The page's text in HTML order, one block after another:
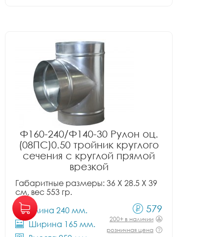
Ф160-240/Ф140-30 Рулон оц.
(08ПС)0.50 тройник круглого
сечения с круглой прямой
врезкой
Габаритные размеры: 36 X 28.5 X 39
см, вес 553 гр.
Длина 240 мм.
Ширина 165 мм.
579
200+ в наличии
розничная цена